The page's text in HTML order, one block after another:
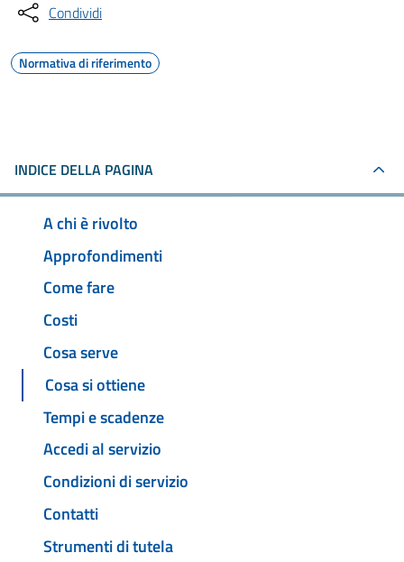
Condividi
Normativa di riferimento
INDICE DELLA PAGINA
A chi è rivolto
Approfondimenti
Come fare
Costi
Cosa serve
Cosa si ottiene
Tempi e scadenze
Accedi al servizio
Condizioni di servizio
Contatti
Strumenti di tutela